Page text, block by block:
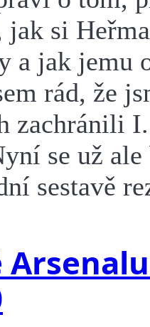
jak si
a jak jemu
rád, že
zachránili
se už ale
sestavě